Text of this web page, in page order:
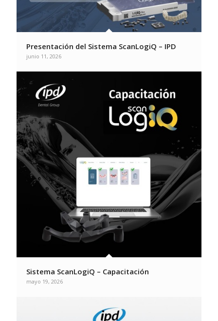
Presentación del Sistema ScanLogiQ – IPD
junio 11, 2026
Sistema ScanLogiQ – Capacitación
mayo 19, 2026